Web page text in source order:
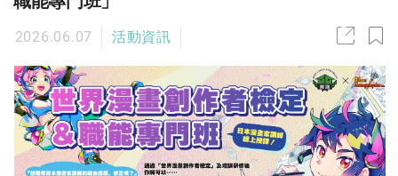
2026.06.07 活動資訊